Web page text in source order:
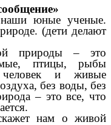
юные ученые.
(дети делают
природы – это
птицы, рыбы
человек и живые
без воды, без
– это все, что
нам о живой